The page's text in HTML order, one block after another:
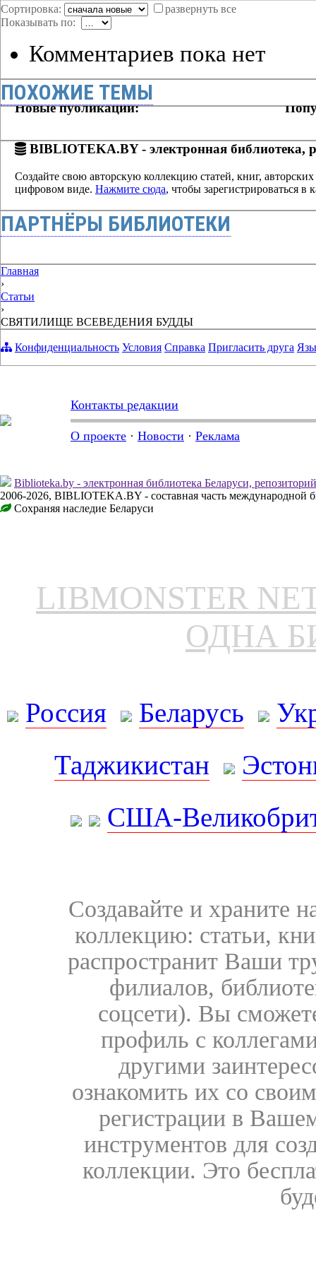
Сортировка:
развернуть все
Показывать по:
Комментариев пока нет
ПОХОЖИЕ ТЕМЫ
Новые публикации:
BIBLIOTEKA.BY - электронная библиотека,
Создайте свою авторскую коллекцию статей, книг,
цифровом виде. Нажмите сюда, чтобы зарегистрироваться в
ПАРТНЁРЫ БИБЛИОТЕКИ
Главная
›
Статьи
›
СВЯТИЛИЩЕ ВСЕВЕДЕНИЯ БУДДЫ
Конфиденциальность Условия Справка Пригласить друга
Контакты редакции
О проекте · Новости · Реклама
Biblioteka.by - электронная библиотека Беларуси,
2006-2026, BIBLIOTEKA.BY - составная часть международной
Сохраняя наследие Беларуси
LIBMONSTER
ОДНА
Россия Беларусь
Таджикистан
США-
Создавайте и храните
коллекцию: статьи,
распространит Ваши
филиалов,
соцсети). Вы
профиль с
другими
ознакомить их со
регистрации в
инструментов для
коллекции. Это